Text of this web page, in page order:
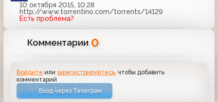
10 октября 2015, 10:28
http://www.torrentino.com/torrents/14129
Есть проблема?
Комментарии 0
Войдите илизарегистрируйтесь , чтобы добавить
комментарий
Вход через Телеграм